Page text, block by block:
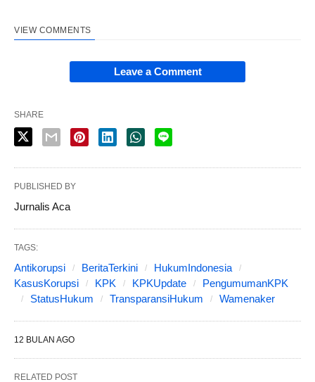
VIEW COMMENTS
Leave a Comment
SHARE
PUBLISHED BY
Jurnalis Aca
TAGS:
Antikorupsi BeritaTerkini
HukumIndonesia
KasusKorupsi
KPK KPKUpdate
PengumumanKPK
StatusHukum
TransparansiHukum Wamenaker
12 BULAN AGO
RELATED POST